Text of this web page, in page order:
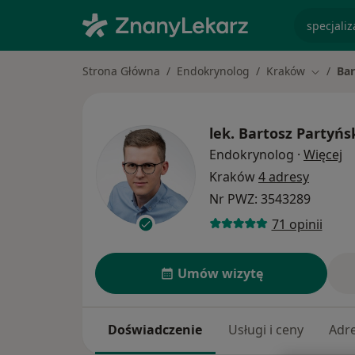
Strona Główna Endokrynolog Kraków Zmień
lek. Bartosz
Endokrynolog · Więcej
Kraków4 adresy
Nr PWZ: 3543289
71 opinii
Umów wizytę
Doświadczenie Usługi i ceny